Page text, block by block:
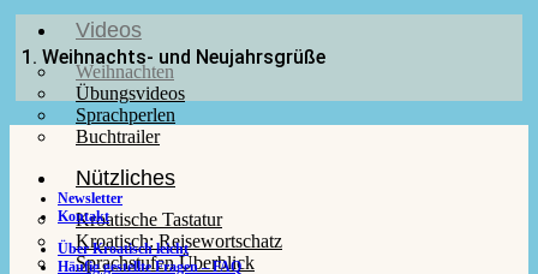
Videos
Weihnachten
Übungsvideos
Sprachperlen
Buchtrailer
Nützliches
Kroatische Tastatur
Kroatisch: Reisewortschatz
Sprachstufen Überblick
1. Weihnachts- und Neujahrsgrüße
Newsletter
Kontakt
Über Kroatisch leicht
Häufig gestellte Fragen – FAQ